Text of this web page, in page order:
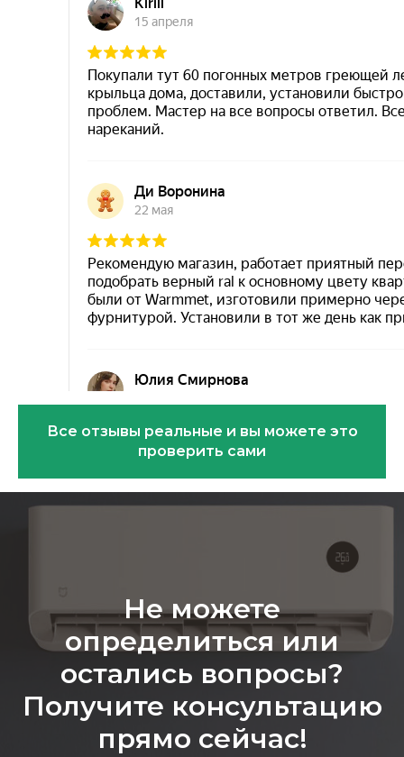
Эковарме на карте Санкт‑Петербурга —
Все отзывы реальные и вы можете это
проверить сами
Не можете
определиться или
остались вопросы?
Получите консультацию
прямо сейчас!